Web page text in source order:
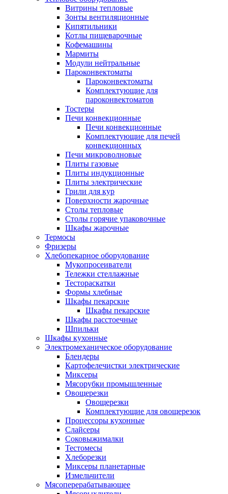
Витрины тепловые
Зонты вентиляционные
Кипятильники
Котлы пищеварочные
Кофемашины
Мармиты
Модули нейтральные
Пароконвектоматы
Пароконвектоматы
Комплектующие для
пароконвектоматов
Тостеры
Печи конвекционные
Печи конвекционные
Комплектующие для печей
конвекционных
Печи микроволновые
Плиты газовые
Плиты индукционные
Плиты электрические
Грили для кур
Поверхности жарочные
Столы тепловые
Столы горячие упаковочные
Шкафы жарочные
Термосы
Фризеры
Хлебопекарное оборудование
Мукопросеиватели
Тележки стеллажные
Тестораскатки
Формы хлебные
Шкафы пекарские
Шкафы пекарские
Шкафы расстоечные
Шпильки
Шкафы кухонные
Электромеханическое оборудование
Блендеры
Картофелечистки электрические
Миксеры
Мясорубки промышленные
Овощерезки
Овощерезки
Комплектующие для овощерезок
Процессоры кухонные
Слайсеры
Соковыжималки
Тестомесы
Хлеборезки
Миксеры планетарные
Измельчители
Мясоперерабатывающее